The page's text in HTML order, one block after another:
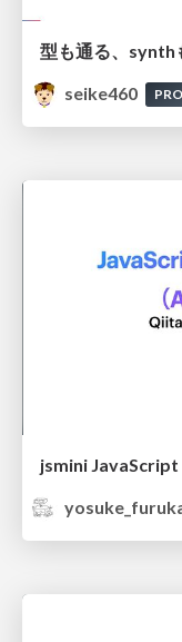
seike460
PRO
jsmini JavaScript